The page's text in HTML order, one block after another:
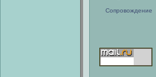
Сопровождение